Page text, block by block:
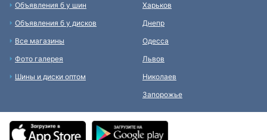
Объявления б у шин
Объявления б у дисков
Все магазины
Фото галерея
Шины и диски оптом
Харьков
Днепр
Одесса
Львов
Николаев
Запорожье